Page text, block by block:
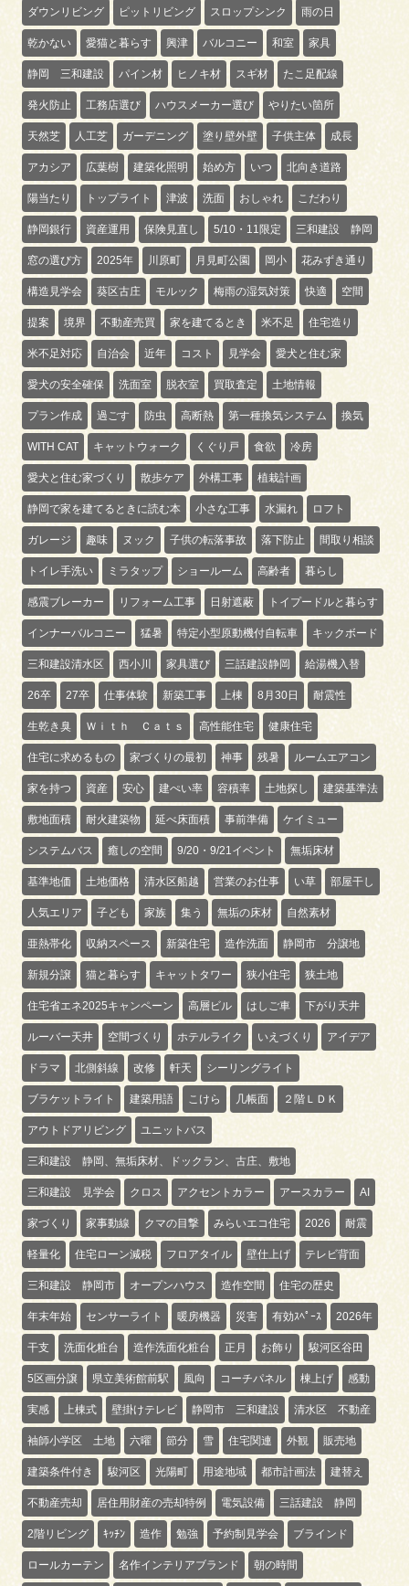
ダウンリビング ピットリビング スロップシンク 雨の日
乾かない 愛猫と暮らす 興津 バルコニー 和室 家具
静岡 三和建設 パイン材 ヒノキ材 スギ材 たこ足配線
発火防止 工務店選び ハウスメーカー選び やりたい箇所
天然芝 人工芝 ガーデニング 塗り壁外壁 子供主体 成長
アカシア 広葉樹 建築化照明 始め方 いつ 北向き道路
陽当たり トップライト 津波 洗面 おしゃれ こだわり
静岡銀行 資産運用 保険見直し 5/10・11限定 三和建設 静岡
窓の選び方 2025年 川原町 月見町公園 岡小 花みずき通り
構造見学会 葵区古庄 モルック 梅雨の湿気対策 快適 空間
提案 境界 不動産売買 家を建てるとき 米不足 住宅造り
米不足対応 自治会 近年 コスト 見学会 愛犬と住む家
愛犬の安全確保 洗面室 脱衣室 買取査定 土地情報
プラン作成 過ごす 防虫 高断熱 第一種換気システム 換気
WITH CAT キャットウォーク くぐり戸 食欲 冷房
愛犬と住む家づくり 散歩ケア 外構工事 植栽計画
静岡で家を建てるときに読む本 小さな工事 水漏れ ロフト
ガレージ 趣味 ヌック 子供の転落事故 落下防止 間取り相談
トイレ手洗い ミラタップ ショールーム 高齢者 暮らし
感震ブレーカー リフォーム工事 日射遮蔽 トイプードルと暮らす
インナーバルコニー 猛暑 特定小型原動機付自転車 キックボード
三和建設清水区 西小川 家具選び 三話建設静岡 給湯機入替
26卒 27卒 仕事体験 新築工事 上棟 8月30日 耐震性
生乾き臭 Ｗｉｔｈ Ｃａｔｓ 高性能住宅 健康住宅
住宅に求めるもの 家づくりの最初 神事 残暑 ルームエアコン
家を持つ 資産 安心 建ぺい率 容積率 土地探し 建築基準法
敷地面積 耐火建築物 延べ床面積 事前準備 ケイミュー
システムバス 癒しの空間 9/20・9/21イベント 無垢床材
基準地価 土地価格 清水区船越 営業のお仕事 い草 部屋干し
人気エリア 子ども 家族 集う 無垢の床材 自然素材
亜熱帯化 収納スペース 新築住宅 造作洗面 静岡市 分譲地
新規分譲 猫と暮らす キャットタワー 狭小住宅 狭土地
住宅省エネ2025キャンペーン 高層ビル はしご車 下がり天井
ルーバー天井 空間づくり ホテルライク いえづくり アイデア
ドラマ 北側斜線 改修 軒天 シーリングライト
ブラケットライト 建築用語 こけら 几帳面 ２階ＬＤＫ
アウトドアリビング ユニットバス
三和建設 静岡、無垢床材、ドックラン、古庄、敷地
三和建設 見学会 クロス アクセントカラー アースカラー AI
家づくり 家事動線 クマの目撃 みらいエコ住宅 2026 耐震
軽量化 住宅ローン減税 フロアタイル 壁仕上げ テレビ背面
三和建設 静岡市 オープンハウス 造作空間 住宅の歴史
年末年始 センサーライト 暖房機器 災害 有効ｽﾍﾟｰｽ 2026年
干支 洗面化粧台 造作洗面化粧台 正月 お飾り 駿河区谷田
5区画分譲 県立美術館前駅 風向 コーチパネル 棟上げ 感動
実感 上棟式 壁掛けテレビ 静岡市 三和建設 清水区 不動産
袖師小学区 土地 六曜 節分 雪 住宅関連 外観 販売地
建築条件付き 駿河区 光陽町 用途地域 都市計画法 建替え
不動産売却 居住用財産の売却特例 電気設備 三話建設 静岡
2階リビング ｷｯﾁﾝ 造作 勉強 予約制見学会 ブラインド
ロールカーテン 名作インテリアブランド 朝の時間